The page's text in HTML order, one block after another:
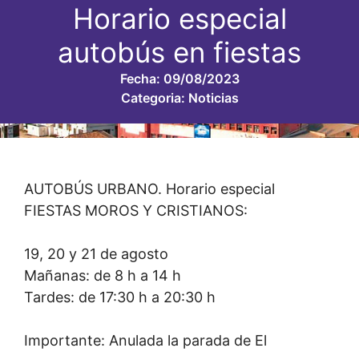
Horario especial
autobús en fiestas
Fecha: 09/08/2023
Categoria: Noticias
AUTOBÚS URBANO. Horario especial
FIESTAS MOROS Y CRISTIANOS:
19, 20 y 21 de agosto
Mañanas: de 8 h a 14 h
Tardes: de 17:30 h a 20:30 h
Importante: Anulada la parada de El